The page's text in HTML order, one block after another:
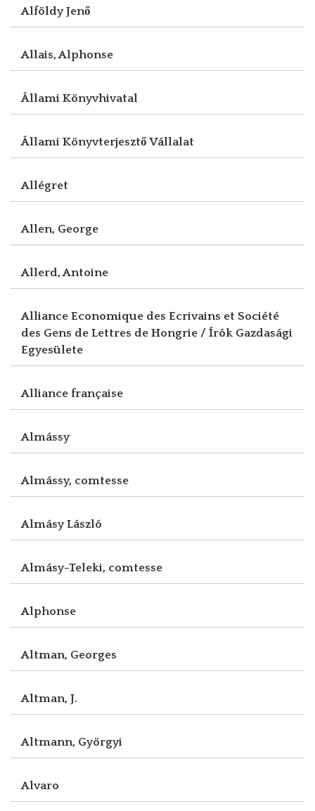
Alföldy Jenő
Allais, Alphonse
Állami Könyvhivatal
Állami Könyvterjesztő Vállalat
Allégret
Allen, George
Allerd, Antoine
Alliance Economique des Ecrivains et Société
des Gens de Lettres de Hongrie / Írók Gazdasági
Egyesülete
Alliance française
Almássy
Almássy, comtesse
Almásy László
Almásy-Teleki, comtesse
Alphonse
Altman, Georges
Altman, J.
Altmann, Györgyi
Alvaro